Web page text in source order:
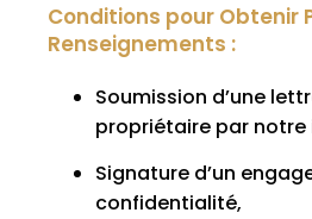
Conditions pour Obtenir
Renseignements :
Soumission d’une
propriétaire par notre
Signature d’un
confidentialité,